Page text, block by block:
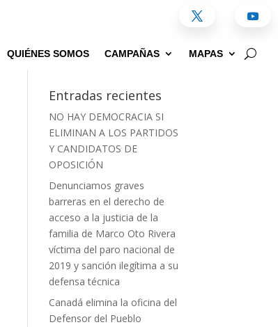
QUIÉNES SOMOS CAMPAÑAS MAPAS
Entradas recientes
NO HAY DEMOCRACIA SI
ELIMINAN A LOS PARTIDOS
Y CANDIDATOS DE
OPOSICIÓN
Denunciamos graves
barreras en el derecho de
acceso a la justicia de la
familia de Marco Oto Rivera
víctima del paro nacional de
2019 y sanción ilegítima a su
defensa técnica
Canadá elimina la oficina del
Defensor del Pueblo